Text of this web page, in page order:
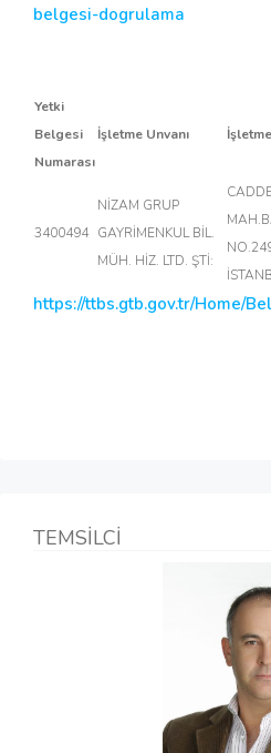
belgesi-dogrulama
Yetki
Belgesi
Numarası
İşletme Unvanı
3400494
NİZAM GRUP
GAYRİMENKUL BİL.
MÜH. HİZ. LTD. ŞTİ:
https://ttbs.gtb.gov.tr/Home/
TEMSİLCİ